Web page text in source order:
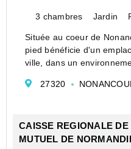
3 chambres Jardin
Située au coeur de
pied bénéficie d'un
ville, dans un
emblématique.
27320
CAISSE REGIONALE
MUTUEL DE